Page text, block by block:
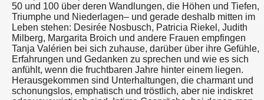
50 und 100 über deren Wandlungen, die Höhen und Tiefen,
Triumphe und Niederlagen– und gerade deshalb mitten im
Leben stehen: Desirée Nosbusch, Patricia Riekel, Judith
Milberg, Margarita Broich und andere Frauen empfingen
Tanja Valérien bei sich zuhause, darüber über ihre Gefühle,
Erfahrungen und Gedanken zu sprechen und wie es sich
anfühlt, wenn die fruchtbaren Jahre hinter einem liegen.
Herausgekommen sind Unterhaltungen, die charmant und
schonungslos, emphatisch und tröstlich, aber nie indiskret